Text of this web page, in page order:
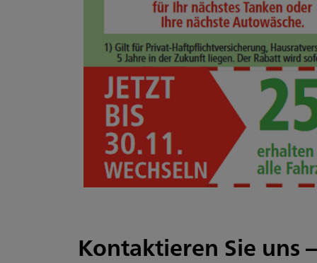
Kontaktieren Sie uns